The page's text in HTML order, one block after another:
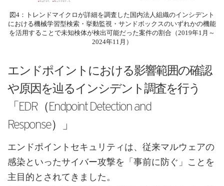
図4：トレンドマイクロが詳細を調査した国内法人組織のインシデント
における機械学習型検索・挙動監視・サンドボックスのいずれかの機能
を活用することで未知検体が検出可能だった案件の割合（2019年1月～
2024年11月）
エンドポイントにおける影響範囲の確認
や原因を辿るインシデント調査を行う
「EDR（Endpoint Detection and
Response）」
エンドポイントセキュリティは、従来マルウェアの
感染といったサイバー攻撃を「事前に防ぐ」ことを
主目的とされてきました。